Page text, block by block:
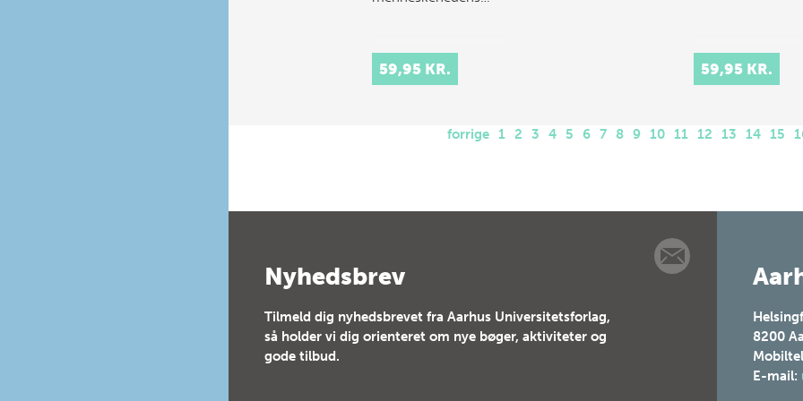
59,95 KR. 59,95 KR.
forrige 1 2 3 4 5 6 7 8 9 10 11 12 13 14 15
Nyhedsbrev
Tilmeld dig nyhedsbrevet fra Aarhus Universitetsforlag,
så holder vi dig orienteret om nye bøger, aktiviteter og
gode tilbud.
8200
E-mail: